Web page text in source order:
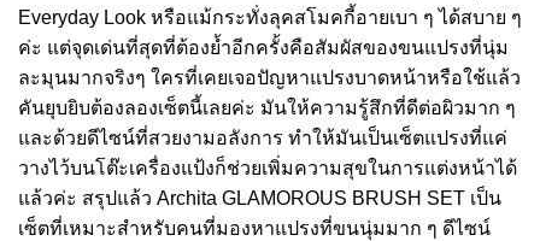
Everyday Look หรือแม้กระทั่งลุคสโมคกี้อายเบา ๆ ได้สบาย ๆ
ค่ะ แต่จุดเด่นที่สุดที่ต้องย้ำอีกครั้งคือสัมผัสของขนแปรงที่นุ่ม
ละมุนมากจริงๆ ใครที่เคยเจอปัญหาแปรงบาดหน้าหรือใช้แล้ว
คันยุบยิบต้องลองเซ็ตนี้เลยค่ะ มันให้ความรู้สึกที่ดีต่อผิวมาก ๆ
และด้วยดีไซน์ที่สวยงามอลังการ ทำให้มันเป็นเซ็ตแปรงที่แค่
วางไว้บนโต๊ะเครื่องแป้งก็ช่วยเพิ่มความสุขในการแต่งหน้าได้
แล้วค่ะ สรุปแล้ว Archita GLAMOROUS BRUSH SET เป็น
เซ็ตที่เหมาะสำหรับคนที่มองหาแปรงที่ขนนุ่มมาก ๆ ดีไซน์